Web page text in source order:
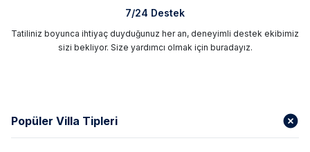
7/24 Destek
Tatiliniz boyunca ihtiyaç duyduğunuz her an, deneyimli destek ekibimiz
sizi bekliyor. Size yardımcı olmak için buradayız.
Popüler Villa Tipleri